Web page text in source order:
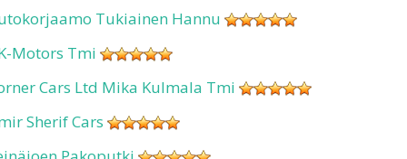
Tukiainen Hannu
Motors Tmi
Cars Ltd Mika Kulmala Tmi
Sherif Cars